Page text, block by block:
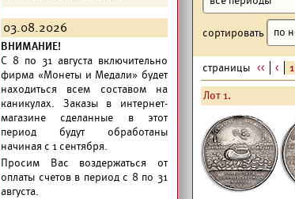
03.08.2026
ВНИМАНИЕ!
C 8 по 31 августа включительно
фирма «Монеты и Медали» будет
находиться всем составом на
каникулах. Заказы в интернет-
магазине сделанные в этот
период будут обработаны
начиная с 1 сентября.
Просим Вас воздержаться от
оплаты счетов в период с 8 по 31
августа.
сортировать
страницы << < 1
Лот 1.